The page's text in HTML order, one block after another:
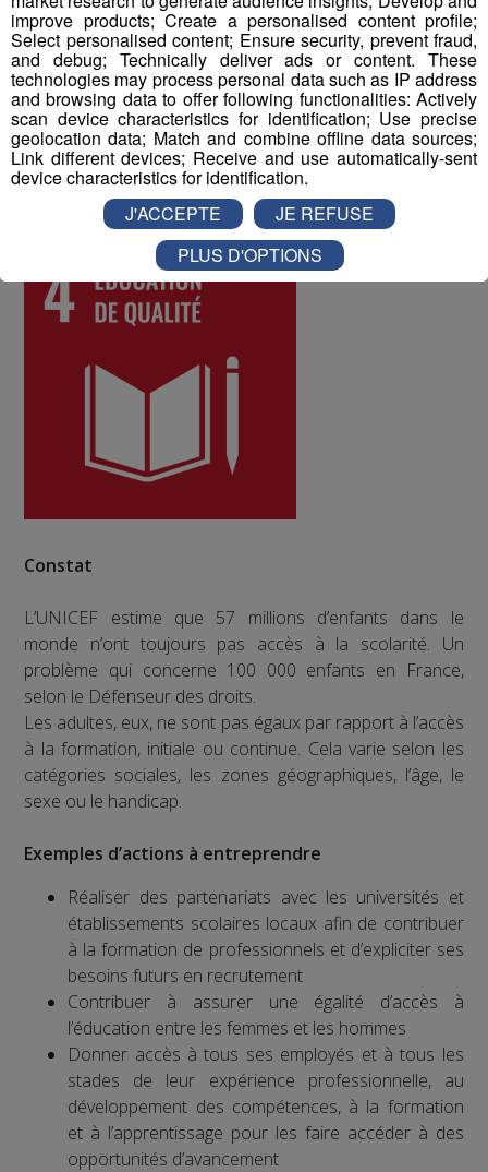
difficultés qui pourraient être rencontrées par les
différents salariés, et d'y remédier. Au mois de juin 2022,
les collaborateurs ont donné une note globale de 8 sur
10 à la qualité de vie au travail au sein du Groupe Mont
Blanc Médias.
ODD numéro 4 : Education de qualité
Constat
L’UNICEF estime que 57 millions d’enfants dans le
monde n’ont toujours pas accès à la scolarité. Un
problème qui concerne 100 000 enfants en France,
selon le Défenseur des droits.
Les adultes, eux, ne sont pas égaux par rapport à l’accès
à la formation, initiale ou continue. Cela varie selon les
catégories sociales, les zones géographiques, l’âge, le
sexe ou le handicap.
Exemples d’actions à entreprendre
Réaliser des partenariats avec les universités et
établissements scolaires locaux afin de contribuer
à la formation de professionnels et d’expliciter ses
besoins futurs en recrutement
Contribuer à assurer une égalité d’accès à
l’éducation entre les femmes et les hommes
Donner accès à tous ses employés et à tous les
stades de leur expérience professionnelle, au
développement des compétences, à la formation
et à l’apprentissage pour les faire accéder à des
opportunités d’avancement
improve products; Create a personalised content profile;
Select personalised content; Ensure security, prevent fraud,
and debug; Technically deliver ads or content. These
technologies may process personal data such as IP address
and browsing data to offer following functionalities: Actively
scan device characteristics for identification; Use precise
geolocation data; Match and combine offline data sources;
Link different devices; Receive and use automatically-sent
device characteristics for identification.
J'ACCEPTE
JE REFUSE
PLUS D'OPTIONS